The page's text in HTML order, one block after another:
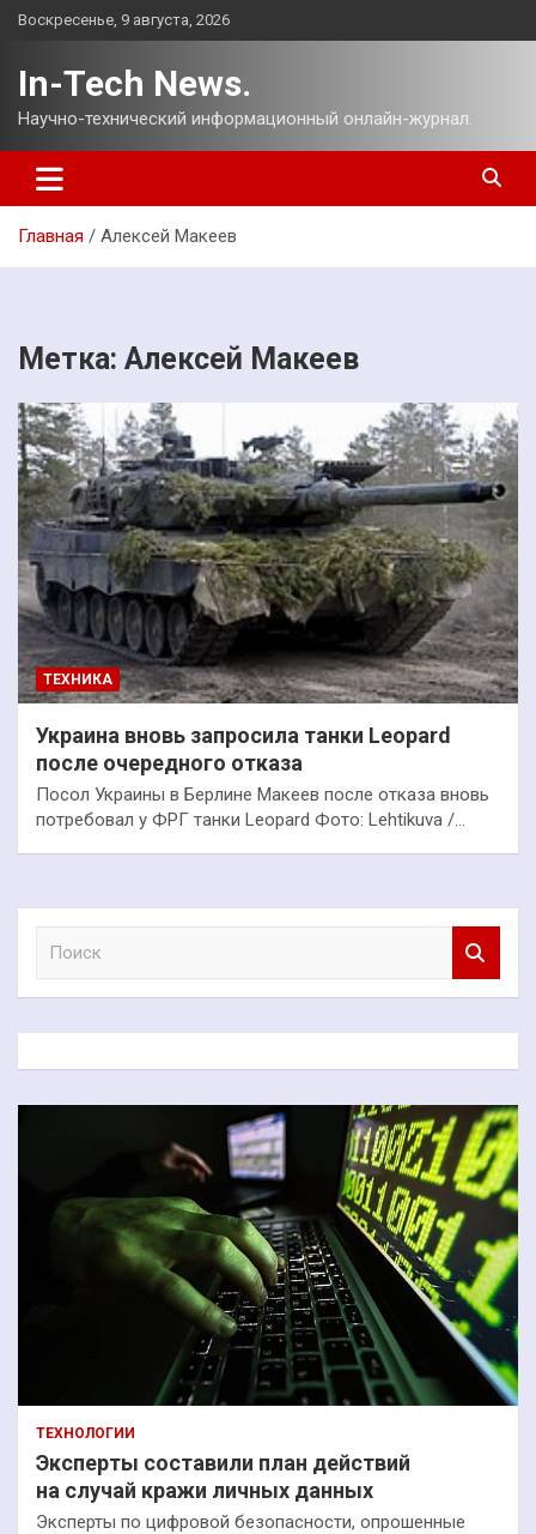
Перейти
Воскресенье, 9 августа, 2026
In-Tech News.
Научно-технический информационный онлайн-журнал.
Главная Алексей Макеев
Метка: Алексей Макеев
ТЕХНИКА
Украина вновь запросила танки Leopard
после очередного отказа
Посол Украины в Берлине Макеев после отказа вновь
потребовал у ФРГ танки Leopard Фото: Lehtikuva /…
к
ТЕХНОЛОГИИ
Эксперты составили план действий
на случай кражи личных данных
Эксперты по цифровой безопасности, опрошенные